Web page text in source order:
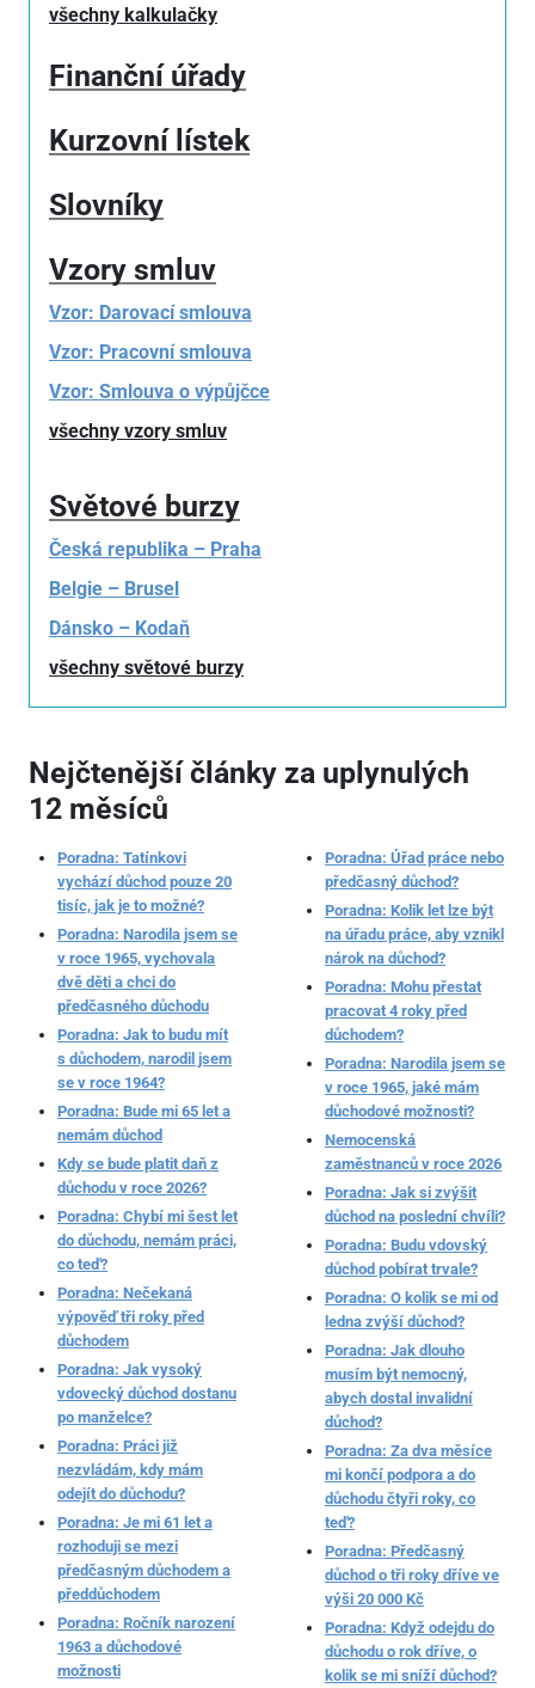
všechny kalkulačky
Finanční úřady
Kurzovní lístek
Slovníky
Vzory smluv
Vzor: Darovací smlouva
Vzor: Pracovní smlouva
Vzor: Smlouva o výpůjčce
všechny vzory smluv
Světové burzy
Česká republika – Praha
Belgie – Brusel
Dánsko – Kodaň
všechny světové burzy
Nejčtenější články za uplynulých
12 měsíců
Poradna: Tatínkovi
vychází důchod pouze 20
tisíc, jak je to možné?
Poradna: Narodila jsem se
v roce 1965, vychovala
dvě děti a chci do
předčasného důchodu
Poradna: Jak to budu mít
s důchodem, narodil jsem
se v roce 1964?
Poradna: Bude mi 65 let a
nemám důchod
Kdy se bude platit daň z
důchodu v roce 2026?
Poradna: Chybí mi šest let
do důchodu, nemám práci,
co teď?
Poradna: Nečekaná
výpověď tři roky před
důchodem
Poradna: Jak vysoký
vdovecký důchod dostanu
po manželce?
Poradna: Práci již
nezvládám, kdy mám
odejít do důchodu?
Poradna: Je mi 61 let a
rozhoduji se mezi
předčasným důchodem a
předdůchodem
Poradna: Ročník narození
1963 a důchodové
možnosti
Poradna: Úřad práce nebo
předčasný důchod?
Poradna: Kolik let lze být
na úřadu práce, aby vznikl
nárok na důchod?
Poradna: Mohu přestat
pracovat 4 roky před
důchodem?
Poradna: Narodila jsem se
v roce 1965, jaké mám
důchodové možnosti?
Nemocenská
zaměstnanců v roce 2026
Poradna: Jak si zvýšit
důchod na poslední chvíli?
Poradna: Budu vdovský
důchod pobírat trvale?
Poradna: O kolik se mi od
ledna zvýší důchod?
Poradna: Jak dlouho
musím být nemocný,
abych dostal invalidní
důchod?
Poradna: Za dva měsíce
mi končí podpora a do
důchodu čtyři roky, co
teď?
Poradna: Předčasný
důchod o tři roky dříve ve
výši 20 000 Kč
Poradna: Když odejdu do
důchodu o rok dříve, o
kolik se mi sníží důchod?